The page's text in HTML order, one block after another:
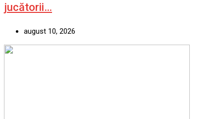
jucătorii…
august 10, 2026